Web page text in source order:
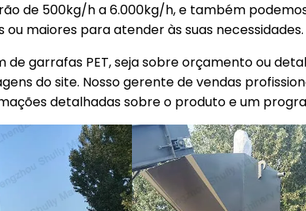
de 500kg/h a 6.000kg/h, e também
maiores para atender às suas necessidades.
de garrafas PET, seja sobre orçamento ou
do site. Nosso gerente de vendas
detalhadas sobre o produto e um